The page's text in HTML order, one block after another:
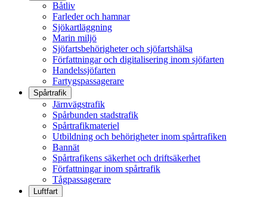
Båtliv
Farleder och hamnar
Sjökartläggning
Marin miljö
Sjöfartsbehörigheter och sjöfartshälsa
Författningar och digitalisering inom sjöfarten
Handelssjöfarten
Fartygspassagerare
Spårtrafik
Järnvägstrafik
Spårbunden stadstrafik
Spårtrafikmateriel
Utbildning och behörigheter inom spårtrafiken
Bannät
Spårtrafikens säkerhet och driftsäkerhet
Författningar inom spårtrafik
Tågpassagerare
Luftfart